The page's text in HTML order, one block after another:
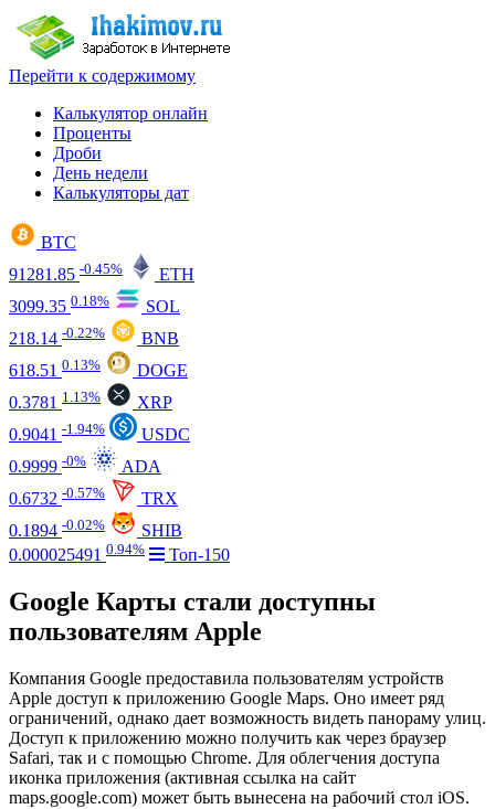
Перейти к содержимому
Калькулятор онлайн
Проценты
Дроби
День недели
Калькуляторы дат
BTC
91281.85 -0.45%
ETH
3099.35 0.18%
SOL
218.14 -0.22%
BNB
618.51 0.13%
DOGE
0.3781 1.13%
XRP
0.9041 -1.94%
USDC
0.9999 -0%
ADA
0.6732 -0.57%
TRX
0.1894 -0.02%
SHIB
0.000025491 0.94% Топ-150
Google Карты стали доступны
пользователям Apple
Компания Google предоставила пользователям устройств
Apple доступ к приложению Google Maps. Оно имеет ряд
ограничений, однако дает возможность видеть панораму улиц.
Доступ к приложению можно получить как через браузер
Safari, так и с помощью Chrome. Для облегчения доступа
иконка приложения (активная ссылка на сайт
maps.google.com) может быть вынесена на рабочий стол iOS.